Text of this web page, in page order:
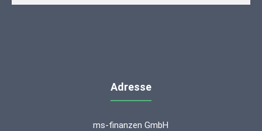
Adresse
ms-finanzen GmbH